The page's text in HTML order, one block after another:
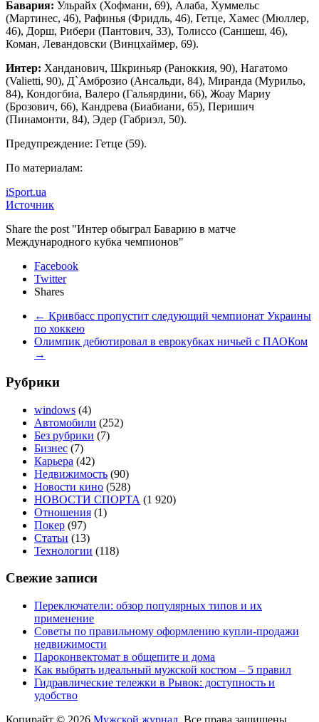
Бавария: Ульрайх (Хофманн, 69), Алаба, Хуммельс
(Мартинес, 46), Рафинья (Фридль, 46), Гетце, Хамес (Мюллер,
46), Дорш, Рибери (Пантович, 33), Толиссо (Саншеш, 46),
Коман, Левандовски (Винцхаймер, 69).
Интер: Ханданович, Шкриньяр (Раноккия, 90), Нагатомо
(Valietti, 90), Д`Амброзио (Ансальди, 84), Миранда (Мурильо,
84), Кондогбиа, Валеро (Гальярдини, 66), Жоау Мариу
(Брозович, 66), Кандрева (Биабиани, 65), Перишич
(Пинамонти, 84), Эдер (Габриэл, 50).
Предупреждение: Гетце (59).
По материалам:
iSport.ua
Источник
Share the post "Интер обыграл Баварию в матче
Международного кубка чемпионов"
Facebook
Twitter
Shares
← Кривбасс пропустит следующий чемпионат Украины
по хоккею
Олимпик дебютировал в еврокубках ничьей с ПАОКом
→
Рубрики
windows (4)
Автомобили (252)
Без рубрики (7)
Бизнес (7)
Карьера (42)
Недвижимость (90)
Новости кино (528)
НОВОСТИ СПОРТА (1 920)
Отношения (1)
Покер (97)
Статьи (13)
Технологии (118)
Свежие записи
Переключатели: обзор популярных типов и их
применение
Советы по правильному оформлению купли-продажи
недвижимости
Пароконвектомат в общепите и дома
Как выбрать идеальный мужской костюм – 5 правил
Гидравлические тележки в Рывок: доступность и
удобство